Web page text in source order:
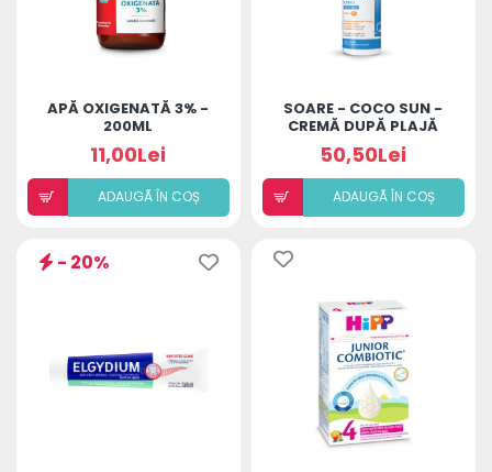
APĂ OXIGENATĂ 3% -
200ML
11,00Lei
ADAUGÃ ÎN COȘ
SOARE - COCO SUN -
CREMĂ DUPĂ PLAJĂ
50,50Lei
ADAUGÃ ÎN COȘ
- 20%